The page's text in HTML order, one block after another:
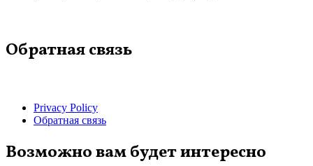
Обратная связь
Privacy Policy
Обратная связь
Возможно вам будет интересно